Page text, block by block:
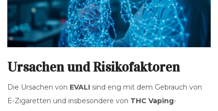
Ursachen und Risikofaktoren
Die Ursachen von EVALI sind eng mit dem Gebrauch von
E-Zigaretten und insbesondere von THC Vaping-